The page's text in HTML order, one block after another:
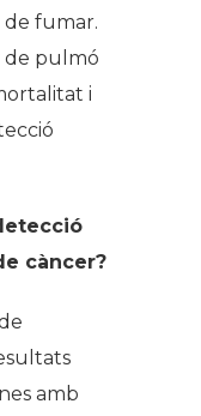
de fumar.
de pulmó
i
càncer?
amb